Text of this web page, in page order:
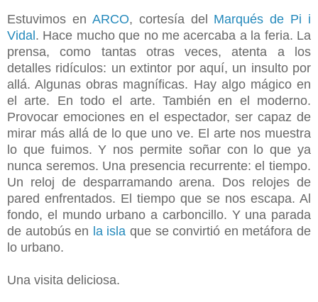
Estuvimos en ARCO, cortesía del Marqués de Pi i
Vidal . Hace mucho que no me acercaba a la feria. La
prensa, como tantas otras veces, atenta a los
detalles ridículos: un extintor por aquí, un insulto por
allá. Algunas obras magníficas. Hay algo mágico en
el arte. En todo el arte. También en el moderno.
Provocar emociones en el espectador, ser capaz de
mirar más allá de lo que uno ve. El arte nos muestra
lo que fuimos. Y nos permite soñar con lo que ya
nunca seremos. Una presencia recurrente: el tiempo.
Un reloj de desparramando arena. Dos relojes de
pared enfrentados. El tiempo que se nos escapa. Al
fondo, el mundo urbano a carboncillo. Y una parada
de autobús en la isla que se convirtió en metáfora de
lo urbano.
Una visita deliciosa.